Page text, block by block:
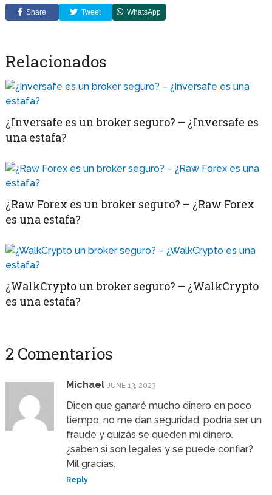
Share Tweet WhatsApp
Relacionados
¿Inversafe es un broker seguro? – ¿Inversafe es
una estafa?
¿Raw Forex es un broker seguro? – ¿Raw Forex
es una estafa?
¿WalkCrypto un broker seguro? – ¿WalkCrypto
es una estafa?
2 Comentarios
Michael JUNE 13, 2023
Dicen que ganaré mucho dinero en poco
tiempo, no me dan seguridad, podría ser un
fraude y quizás se queden mi dinero.
¿saben si son legales y se puede confiar?
Mil gracias.
Reply